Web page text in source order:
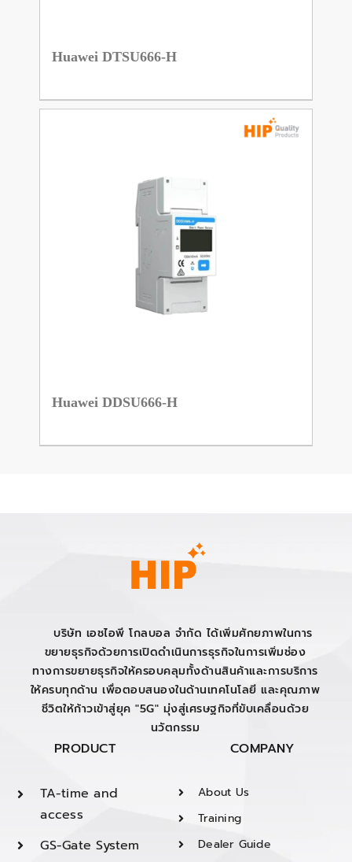
Huawei DTSU666-H
Huawei DDSU666-H
บริษัท เอชไอพี โกลบอล จำกัด ได้เพิ่มศักยภาพในการ
ขยายธุรกิจด้วยการเปิดดำเนินการธุรกิจในการเพิ่มช่อง
ทางการขยายธุรกิจให้ครอบคลุมทั้งด้านสินค้าและการบริการ
ให้ครบทุกด้าน เพื่อตอบสนองในด้านเทคโนโลยี และคุณภาพ
ชีวิตให้ก้าวเข้าสู่ยุค "5G" มุ่งสู่เศรษฐกิจที่ขับเคลื่อนด้วย
นวัตกรรม
PRODUCT
TA-time and
access
GS-Gate System
COMPANY
About Us
Training
Dealer Guide